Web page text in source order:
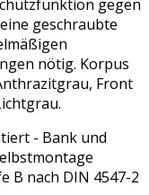
gegen
geschraubte
nötig. Korpus
Front
- Bank und
B nach DIN 4547-2